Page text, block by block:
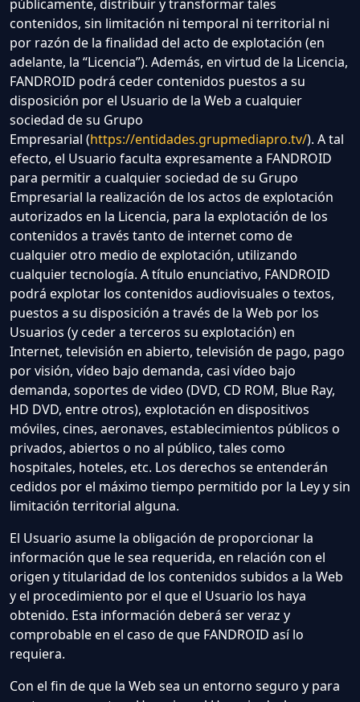
públicamente, distribuir y transformar tales
contenidos, sin limitación ni temporal ni territorial ni
por razón de la finalidad del acto de explotación (en
adelante, la “Licencia”). Además, en virtud de la Licencia,
FANDROID podrá ceder contenidos puestos a su
disposición por el Usuario de la Web a cualquier
sociedad de su Grupo
Empresarial (https://entidades.grupmediapro.tv/). A tal
efecto, el Usuario faculta expresamente a FANDROID
para permitir a cualquier sociedad de su Grupo
Empresarial la realización de los actos de explotación
autorizados en la Licencia, para la explotación de los
contenidos a través tanto de internet como de
cualquier otro medio de explotación, utilizando
cualquier tecnología. A título enunciativo, FANDROID
podrá explotar los contenidos audiovisuales o textos,
puestos a su disposición a través de la Web por los
Usuarios (y ceder a terceros su explotación) en
Internet, televisión en abierto, televisión de pago, pago
por visión, vídeo bajo demanda, casi vídeo bajo
demanda, soportes de video (DVD, CD ROM, Blue Ray,
HD DVD, entre otros), explotación en dispositivos
móviles, cines, aeronaves, establecimientos públicos o
privados, abiertos o no al público, tales como
hospitales, hoteles, etc. Los derechos se entenderán
cedidos por el máximo tiempo permitido por la Ley y sin
limitación territorial alguna.
El Usuario asume la obligación de proporcionar la
información que le sea requerida, en relación con el
origen y titularidad de los contenidos subidos a la Web
y el procedimiento por el que el Usuario los haya
obtenido. Esta información deberá ser veraz y
comprobable en el caso de que FANDROID así lo
requiera.
Con el fin de que la Web sea un entorno seguro y para